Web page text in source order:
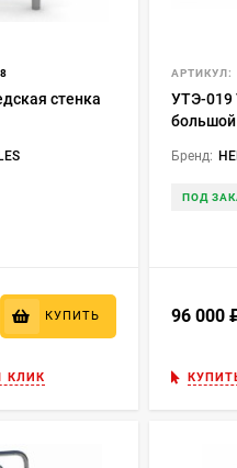
стенка
КУПИТЬ
КЛИК
АРТИКУЛ:
УТЭ-019
большой
Бренд:
ПОД
96 000